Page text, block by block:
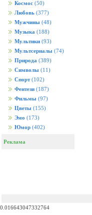
Космос (50)
Любовь (377)
Мужчины (48)
Музыка (188)
Мультики (93)
Мультсериалы (74)
Природа (389)
Символы (11)
Спорт (102)
Фентези (187)
Фильмы (97)
Цветы (155)
Эмо (173)
Юмор (402)
Реклама
0.016643047332764